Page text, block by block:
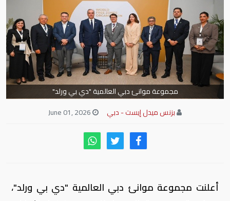
مجموعة موانئ دبي العالمية "دي بي ورلد"
بزنس ميدل إيست - دبي
أعلنت مجموعة موانئ دبي العالمية "دي بي ورلد"،